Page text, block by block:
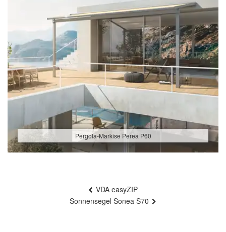
Pergola-Markise Perea P60
VDA easyZIP
Sonnensegel Sonea S70